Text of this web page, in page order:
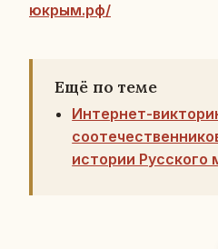
ю­к­рым.рф/
Ещё по теме
Интернет-
истории Русского